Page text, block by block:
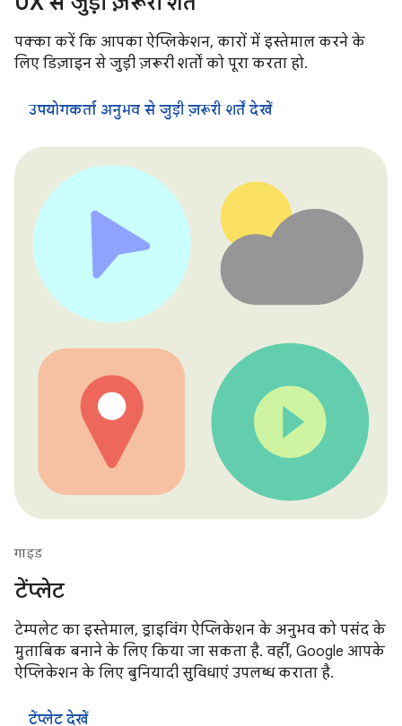
पक्का करें कि आपका ऐप्लिकेशन, कारों में इस्तेमाल करने के
लिए डिज़ाइन से जुड़ी ज़रूरी शर्तों को पूरा करता हो.
उपयोगकर्ता अनुभव से जुड़ी ज़रूरी शर्तें देखें
गाइड
टेंप्लेट
टेम्पलेट का इस्तेमाल, ड्राइविंग ऐप्लिकेशन के अनुभव को पसंद के
मुताबिक बनाने के लिए किया जा सकता है. वहीं, Google आपके
ऐप्लिकेशन के लिए बुनियादी सुविधाएं उपलब्ध कराता है.
टेंप्लेट देखें